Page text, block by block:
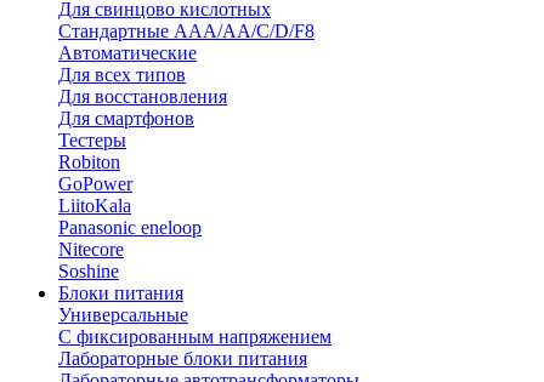
Для свинцово кислотных
Стандартные ААА/АА/С/D/F8
Автоматические
Для всех типов
Для восстановления
Для смартфонов
Тестеры
Robiton
GoPower
LiitoKala
Panasonic eneloop
Nitecore
Soshine
Блоки питания
Универсальные
C фиксированным напряжением
Лабораторные блоки питания